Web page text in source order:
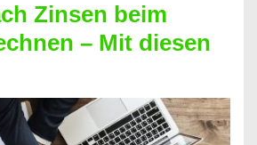
Zinsen beim
– Mit diesen